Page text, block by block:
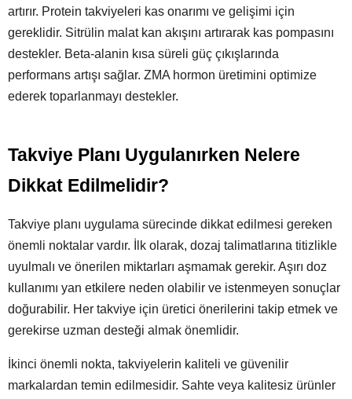
artırır. Protein takviyeleri kas onarımı ve gelişimi için
gereklidir. Sitrülin malat kan akışını artırarak kas pompasını
destekler. Beta-alanin kısa süreli güç çıkışlarında
performans artışı sağlar. ZMA hormon üretimini optimize
ederek toparlanmayı destekler.
Takviye Planı Uygulanırken Nelere
Dikkat Edilmelidir?
Takviye planı uygulama sürecinde dikkat edilmesi gereken
önemli noktalar vardır. İlk olarak, dozaj talimatlarına titizlikle
uyulmalı ve önerilen miktarları aşmamak gerekir. Aşırı doz
kullanımı yan etkilere neden olabilir ve istenmeyen sonuçlar
doğurabilir. Her takviye için üretici önerilerini takip etmek ve
gerekirse uzman desteği almak önemlidir.
İkinci önemli nokta, takviyelerin kaliteli ve güvenilir
markalardan temin edilmesidir. Sahte veya kalitesiz ürünler